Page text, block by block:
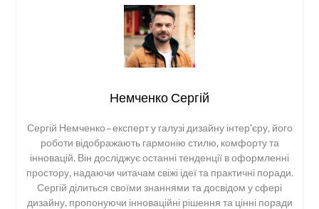
Немченко Сергій
Сергій Немченко – експерт у галузі дизайну інтер’єру, його
роботи відображають гармонію стилю, комфорту та
інновацій. Він досліджує останні тенденції в оформленні
простору, надаючи читачам свіжі ідеї та практичні поради.
Сергій ділиться своїми знаннями та досвідом у сфері
дизайну, пропонуючи інноваційні рішення та цінні поради